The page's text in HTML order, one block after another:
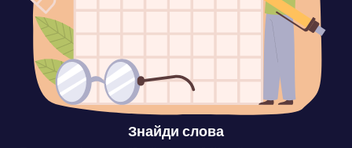
Знайди слова